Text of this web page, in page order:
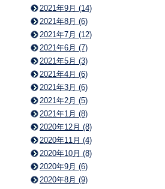
2021年9月 (14)
2021年8月 (6)
2021年7月 (12)
2021年6月 (7)
2021年5月 (3)
2021年4月 (6)
2021年3月 (6)
2021年2月 (5)
2021年1月 (8)
2020年12月 (8)
2020年11月 (4)
2020年10月 (8)
2020年9月 (6)
2020年8月 (9)